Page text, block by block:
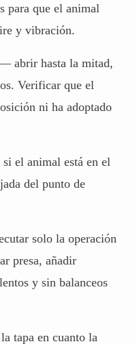
para que el animal
y vibración.
abrir hasta la mitad,
Verificar que el
ni ha adoptado
el animal está en el
del punto de
solo la operación
presa, añadir
y sin balanceos
tapa en cuanto la